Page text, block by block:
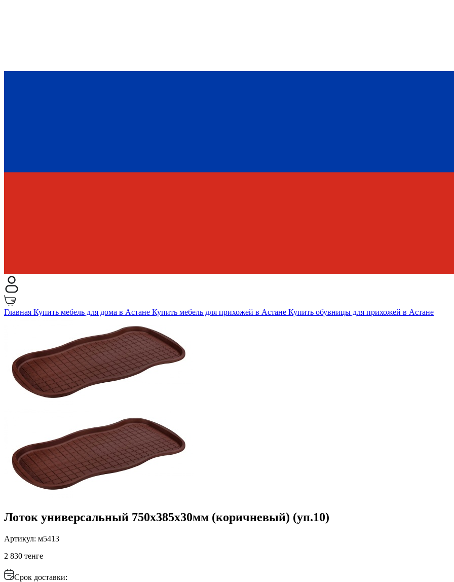
Главная Купить мебель для дома в Астане Купить мебель для прихожей в Астане Купить обувницы для прихожей в Астане
Лоток универсальный 750х385х30мм (коричневый) (уп.10)
Артикул: м5413
2 830 тенге
Срок доставки: